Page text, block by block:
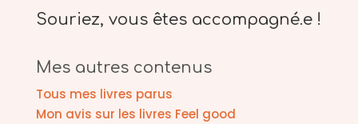
Souriez, vous êtes accompagné.e !
Mes autres contenus
Tous mes livres parus
Mon avis sur les livres Feel good